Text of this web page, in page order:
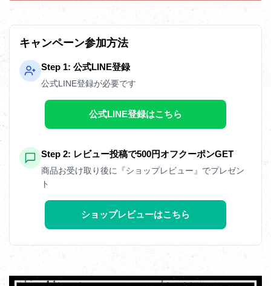
キャンペーン参加方法
Step 1: 公式LINE登録
公式LINE登録が必要です
公式LINE登録はこちら
Step 2: レビュー投稿で500円オフクーポンGET
商品お受け取り後に『ショップレビュー』でプレゼン
ト
ショップレビューはこちら